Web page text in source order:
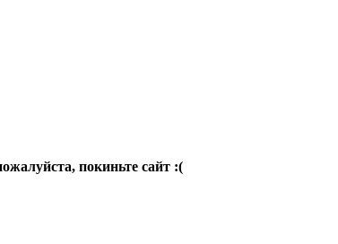
покиньте сайт :(